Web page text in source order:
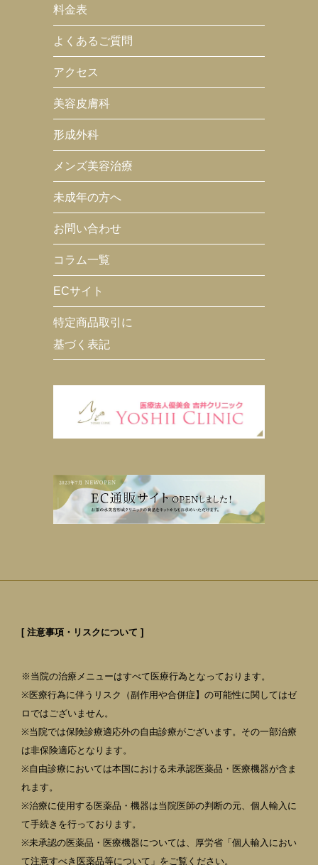
料金表
よくあるご質問
アクセス
美容皮膚科
形成外科
メンズ美容治療
未成年の方へ
お問い合わせ
コラム一覧
ECサイト
特定商品取引に
基づく表記
[ 注意事項・リスクについて ]
※当院の治療メニューはすべて医療行為となっております。
※医療行為に伴うリスク（副作用や合併症】の可能性に関してはゼ
ロではございません。
※当院では保険診療適応外の自由診療がございます。その一部治療
は非保険適応となります。
※自由診療においては本国における未承認医薬品・医療機器が含ま
れます。
※治療に使用する医薬品・機器は当院医師の判断の元、個人輸入に
て手続きを行っております。
※未承認の医薬品・医療機器については、厚労省「個人輸入におい
て注意すべき医薬品等について」をご覧ください。